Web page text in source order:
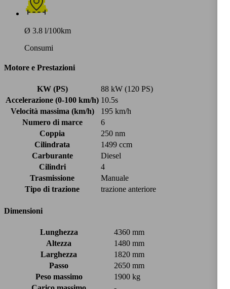
Ø 3.8 l/100km
Consumi
Motore e Prestazioni
KW (PS)
88 kW (120 PS)
Accelerazione (0-100 km/h) 10.5s
Velocità massima (km/h)
195 km/h
Numero di marce
6
Coppia
250 nm
Cilindrata
1499 ccm
Carburante
Diesel
Cilindri
4
Trasmissione
Manuale
Tipo di trazione
trazione anteriore
Dimensioni
Lunghezza
4360 mm
Altezza
1480 mm
Larghezza
1820 mm
Passo
2650 mm
Peso massimo
1900 kg